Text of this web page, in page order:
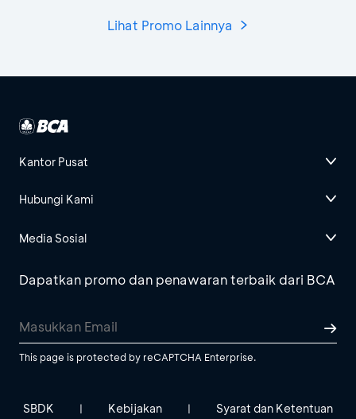
Lihat Promo Lainnya
Kantor Pusat
Hubungi Kami
Media Sosial
Dapatkan promo dan penawaran terbaik dari BCA
This page is protected by reCAPTCHA Enterprise.
SBDK | Kebijakan | Syarat dan Ketentuan